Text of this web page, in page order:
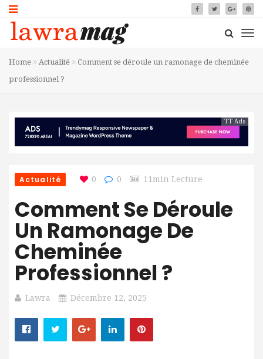
Home Actualité
Comment se déroule un ramonage de cheminée
professionnel ?
TT Ads
Actualité 0 0 11min Lecture
Comment Se Déroule
Un Ramonage De
Cheminée
Professionnel ?
Lawra Décembre 12, 2025